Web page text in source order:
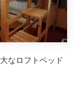
なロフトベッド